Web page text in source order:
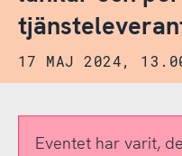
17 MAJ 2024,
Eventet har varit,